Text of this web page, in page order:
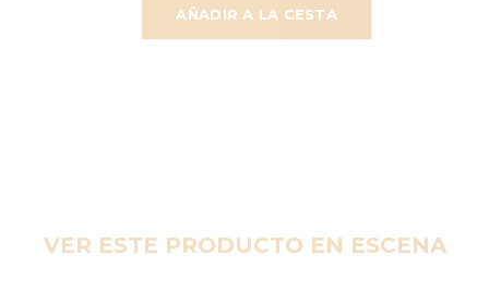
AÑADIR A LA CESTA
VER ESTE PRODUCTO EN ESCENA